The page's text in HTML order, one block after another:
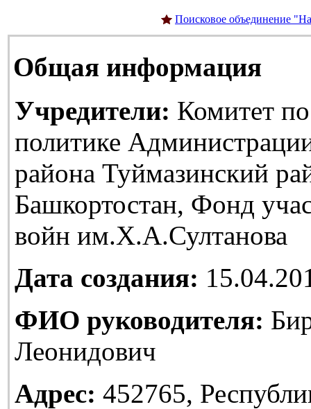
Поисковое объединение
Общая информация
Учредители: Комитет
политике
района Туймазинский
Башкортостан, Фонд
войн им.Х.А.Султанова
Дата создания:
ФИО руководителя:
Леонидович
Адрес: 452765,